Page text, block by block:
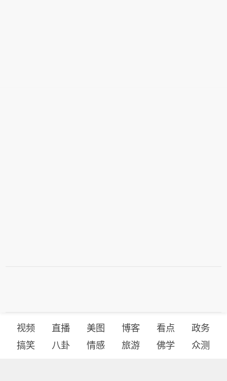
视频 直播 美图 博客 看点
政务
搞笑
八卦 情感 旅游 佛学 众测